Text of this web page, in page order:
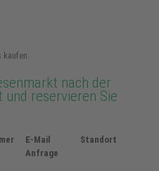
nach der
reservieren Sie
E-Mail
Anfrage
Standort